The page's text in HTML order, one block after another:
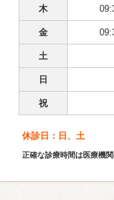
木
金
土
日
祝
休診日：日、土
正確な診療時間は医療機